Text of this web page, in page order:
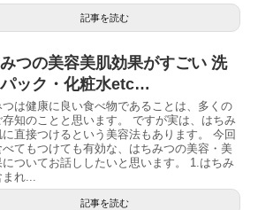
記事を読む
つの美容美肌効果がすごい 洗
ック・化粧水etc…
つは健康に良い食べ物であることは、多くの
存知のことと思います。 ですが実は、はちみ
直接つけるという美容法もあります。 今回
べてもつけても有効な、はちみつの美容・美
についてお話ししたいと思います。 1.はちみ
まれ...
記事を読む